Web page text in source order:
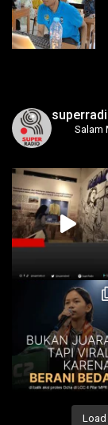
Salam